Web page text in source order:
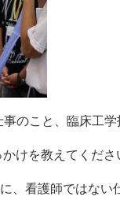
のこと、臨床工
けを教えてくださ
、看護師ではな